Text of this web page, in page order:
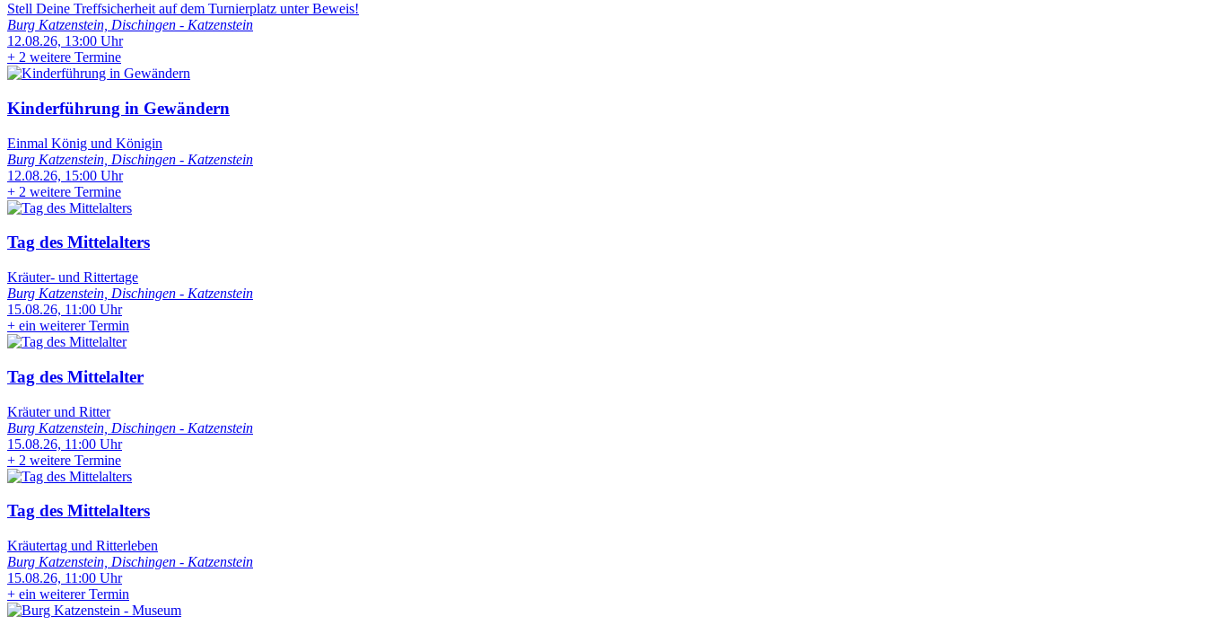
Stell Deine Treffsicherheit auf dem Turnierplatz unter Beweis!
Burg Katzenstein, Dischingen - Katzenstein
12.08.26, 13:00 Uhr
+ 2 weitere Termine
Kinderführung in Gewändern
Einmal König und Königin
Burg Katzenstein, Dischingen - Katzenstein
12.08.26, 15:00 Uhr
+ 2 weitere Termine
Tag des Mittelalters
Kräuter- und Rittertage
Burg Katzenstein, Dischingen - Katzenstein
15.08.26, 11:00 Uhr
+ ein weiterer Termin
Tag des Mittelalter
Kräuter und Ritter
Burg Katzenstein, Dischingen - Katzenstein
15.08.26, 11:00 Uhr
+ 2 weitere Termine
Tag des Mittelalters
Kräutertag und Ritterleben
Burg Katzenstein, Dischingen - Katzenstein
15.08.26, 11:00 Uhr
+ ein weiterer Termin